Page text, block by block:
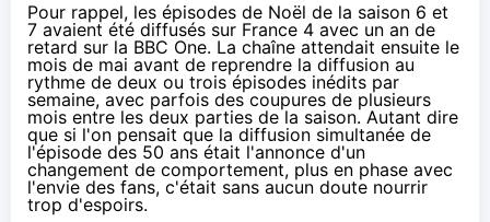
Pour rappel, les épisodes de Noël de la saison 6 et
7 avaient été diffusés sur France 4 avec un an de
retard sur la BBC One. La chaîne attendait ensuite le
mois de mai avant de reprendre la diffusion au
rythme de deux ou trois épisodes inédits par
semaine, avec parfois des coupures de plusieurs
mois entre les deux parties de la saison. Autant dire
que si l'on pensait que la diffusion simultanée de
l'épisode des 50 ans était l'annonce d'un
changement de comportement, plus en phase avec
l'envie des fans, c'était sans aucun doute nourrir
trop d'espoirs.